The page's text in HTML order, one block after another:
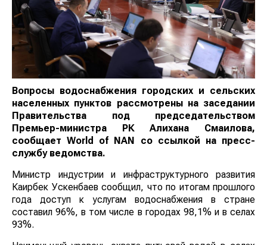
Вопросы водоснабжения городских и сельских
населенных пунктов рассмотрены на заседании
Правительства под председательством
Премьер-министра РК Алихана Смаилова,
сообщаетWorld of NAN
со ссылкой на пресс-
службу ведомства.
Министр индустрии и инфраструктурного развития
Каирбек Ускенбаев сообщил, что по итогам прошлого
года доступ к услугам водоснабжения в стране
составил 96%, в том числе в городах 98,1% и в селах
93%.